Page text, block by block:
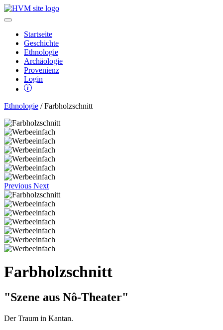
Startseite
Geschichte
Ethnologie
Archäologie
Provenienz
Login
Ethnologie / Farbholzschnitt
Previous Next
Farbholzschnitt
"Szene aus Nô-Theater"
Der Traum in Kantan.